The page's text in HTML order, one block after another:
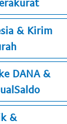
& Kirim
DANA &
&